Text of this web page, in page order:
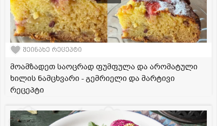
შეინახე რეცეპტი
მოამზადეთ საოცრად ფუმფულა და არომატული
ხილის ნამცხვარი - გემრიელი და მარტივი
რეცეპტი